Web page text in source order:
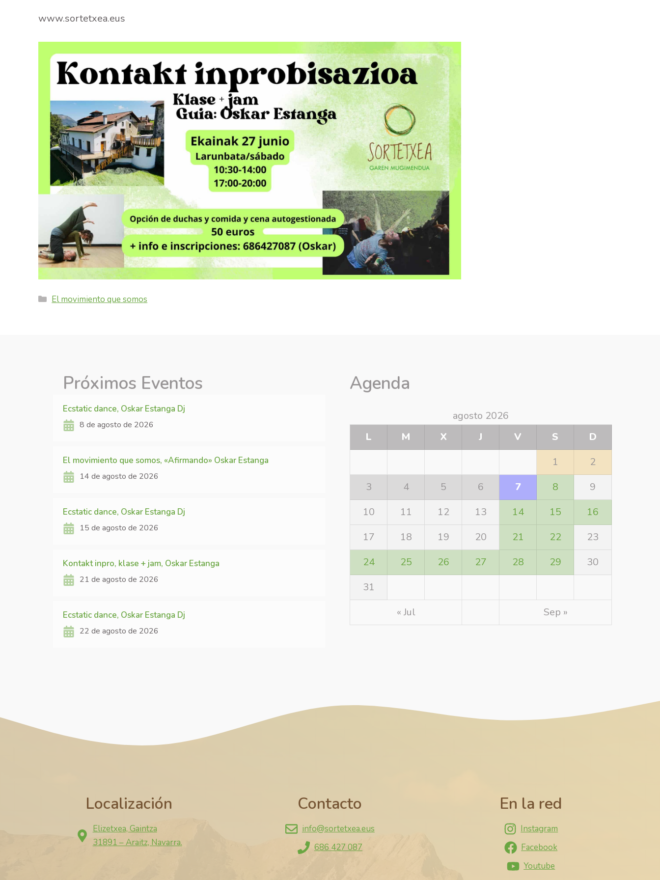
www.sortetxea.eus
Categories
El movimiento que somos
Próximos Eventos
Ecstatic dance, Oskar Estanga Dj
8 de agosto de 2026
El movimiento que somos, «Afirmando» Oskar Estanga
14 de agosto de 2026
Ecstatic dance, Oskar Estanga Dj
15 de agosto de 2026
Kontakt inpro, klase + jam, Oskar Estanga
21 de agosto de 2026
Ecstatic dance, Oskar Estanga Dj
22 de agosto de 2026
Agenda
agosto 2026
L
M X J V S
D
1
2
3
4 5 6 7 8
9
10
11 12 13 14 15
16
17
18 19 20 21 22
23
24
25 26 27 28 29
30
31
« Jul
Sep »
Localización
Elizetxea, Gaintza
31891 – Araitz, Navarra.
Contacto
info@sortetxea.eus
686 427 087
En la red
Instagram
Facebook
Youtube